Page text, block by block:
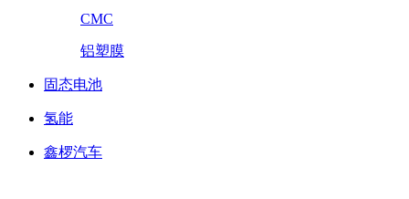
CMC
铝塑膜
固态电池
氢能
鑫椤汽车